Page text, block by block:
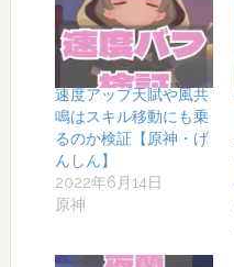
速度アップ天賦や風共
鳴はスキル移動にも乗
るのか検証【原神・げ
んしん】
2022年6月14日
原神